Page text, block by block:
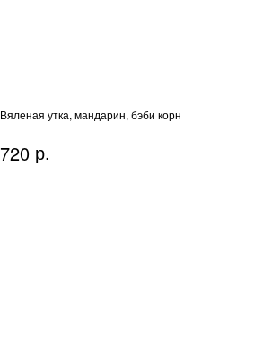
Вяленая утка, мандарин, бэби корн
720 р.